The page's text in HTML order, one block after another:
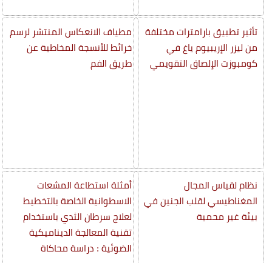
تأثير تطبيق بارامترات مختلفة
من ليزر الإريبيوم ياغ في
كومبوزت الإلصاق التقويمي
نظام لقياس المجال
المغناطيسي لقلب الجنين في
بيئة غير محمية
مطياف الانعكاس المنتشر لرسم
خرائط للأنسجة المخاطية عن
طريق الفم
أمثلة استطاعة المشعات
الاسطوانية الخاصة بالتخطيط
لعلاج سرطان الثدي باستخدام
تقنية المعالجة الديناميكية
الضوئية : دراسة محاكاة